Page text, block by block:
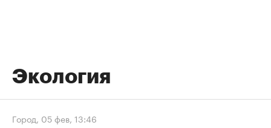
Экология
Город, 05 фев, 13:46